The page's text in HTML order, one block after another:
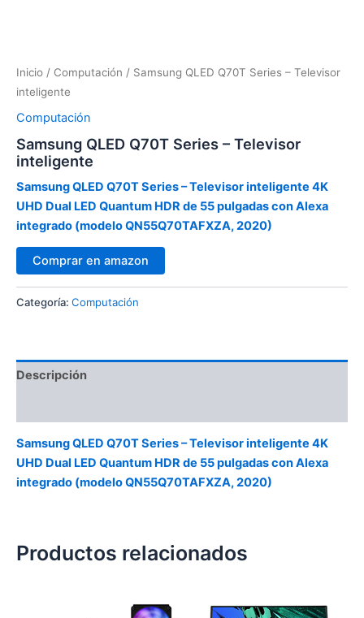
Inicio / Computación / Samsung QLED Q70T Series – Televisor
inteligente
Computación
Samsung QLED Q70T Series – Televisor
inteligente
Samsung QLED Q70T Series – Televisor inteligente 4K
UHD Dual LED Quantum HDR de 55 pulgadas con Alexa
integrado (modelo QN55Q70TAFXZA, 2020)
Comprar en amazon
Categoría: Computación
Descripción
Samsung QLED Q70T Series – Televisor inteligente 4K
UHD Dual LED Quantum HDR de 55 pulgadas con Alexa
integrado (modelo QN55Q70TAFXZA, 2020)
Productos relacionados